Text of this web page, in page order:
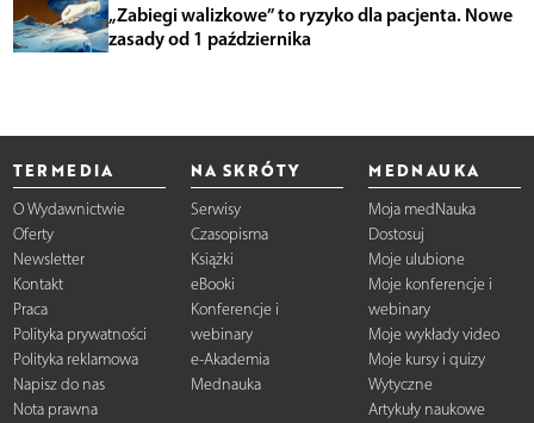
„Zabiegi walizkowe” to ryzyko dla pacjenta. Nowe
zasady od 1 października
TERMEDIA
O Wydawnictwie
Oferty
Newsletter
Kontakt
Praca
Polityka prywatności
Polityka reklamowa
Napisz do nas
Nota prawna
NA SKRÓTY
Serwisy
Czasopisma
Książki
eBooki
Konferencje i
webinary
e-Akademia
Mednauka
MEDNAUKA
Moja medNauka
Dostosuj
Moje ulubione
Moje konferencje i
webinary
Moje wykłady video
Moje kursy i quizy
Wytyczne
Artykuły naukowe